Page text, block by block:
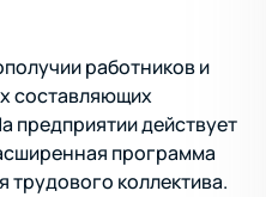
работников и
составляющих
предприятии действует
программа
коллектива.